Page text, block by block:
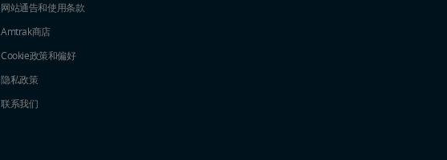
网站通告和使用条款
Amtrak商店
Cookie政策和偏好
隐私政策
联系我们